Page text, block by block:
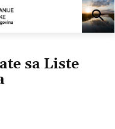
sa Liste